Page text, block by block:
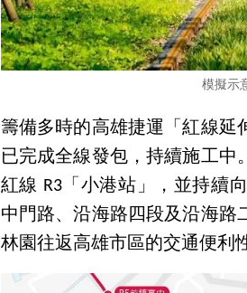
模擬示
籌備多時的高雄捷運「紅線延
已完成全線發包，持續施工中
紅線 R3「小港站」，並持續
中門路、沿海路四段及沿海路
林園往返高雄市區的交通便利